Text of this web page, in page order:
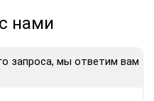
нами
запроса, мы ответим вам